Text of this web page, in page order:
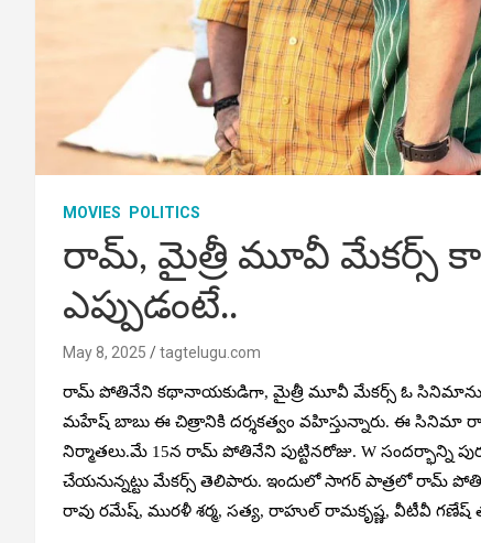
MOVIES POLITICS
రామ్, మైత్రీ మూవీ మేకర్స్
ఎప్పుడంటే..
May 8, 2025 tagtelugu.com
రామ్ పోతినేని కథానాయకుడిగా, మైత్రీ మూవీ మేకర్స్‌ ఓ సినిమాను
మహేష్ బాబు ఈ చిత్రానికి దర్శకత్వం వహిస్తున్నారు. ఈ సినిమా
నిర్మాతలు.మే 15న రామ్ పోతినేని పుట్టినరోజు. W సందర్భాన్ని
చేయనున్నట్టు మేకర్స్ తెలిపారు. ఇందులో సాగర్ పాత్రలో రామ్
రావు రమేష్, మురళీ శర్మ, సత్య, రాహుల్ రామకృష్ణ, వీటీవీ గణేష్